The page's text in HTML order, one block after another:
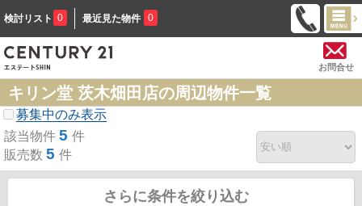
検討リスト 0 最近見た物件 0
お問合せ
キリン堂 茨木畑田店の周辺物件一覧
募集中のみ表示
該当物件 5 件
販売数 5 件
さらに条件を絞り込む